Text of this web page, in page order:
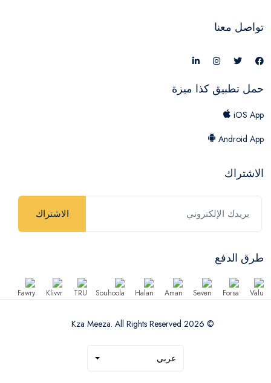
تواصل معنا
حمل تطبيق كذا ميزة
iOS App
Android App
الاشتراك
الاشتراك
طرق الدفع
© 2026 Kza Meeza. All Rights Reserved
عربي